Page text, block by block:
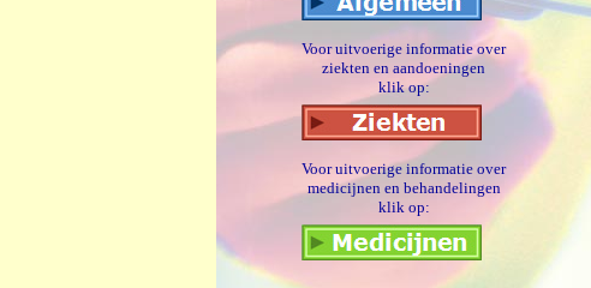
Voor uitvoerige informatie over
ziekten en aandoeningen
klik op:
Voor uitvoerige informatie over
medicijnen en behandelingen
klik op: